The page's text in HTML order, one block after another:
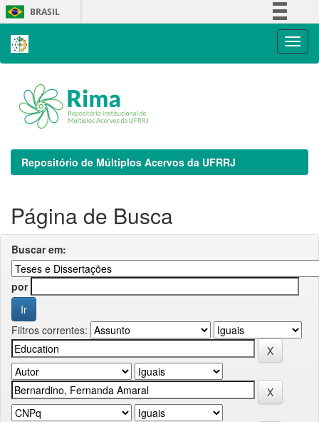
Skip
navigation
BRASIL
Repositório de Múltiplos Acervos da UFRRJ
Página de Busca
Buscar em:
por
Filtros correntes: